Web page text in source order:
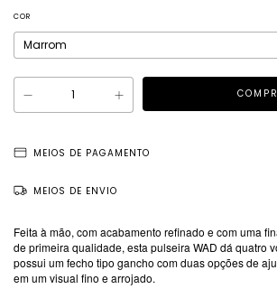
COR
MEIOS DE PAGAMENTO
MEIOS DE ENVIO
Feita à mão, com acabamento refinado e com uma
de primeira qualidade, esta pulseira WAD dá quatro
possui um fecho tipo gancho com duas opções de
em um visual fino e arrojado.